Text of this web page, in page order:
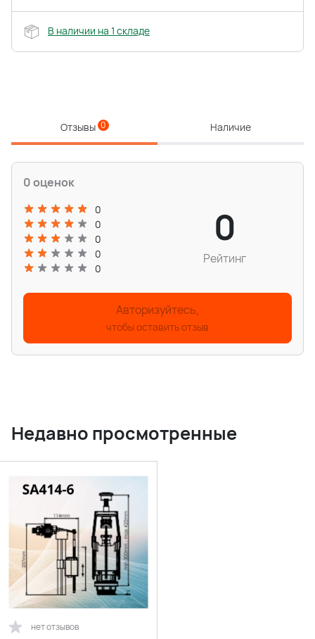
В наличии на 1 складе
Отзывы 0 Наличие
0 оценок
0
0
0
0
0
0
Рейтинг
Авторизуйтесь,
чтобы оставить отзыв
Недавно просмотренные
нет отзывов